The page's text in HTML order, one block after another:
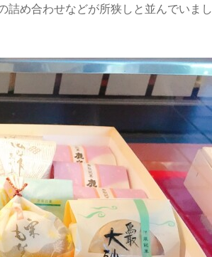
詰め合わせなどが所狭しと並んでいまし